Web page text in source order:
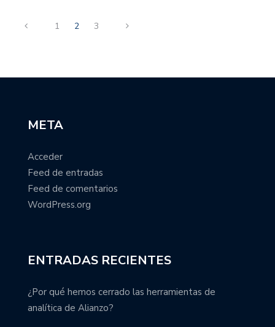
1 2 3
META
Acceder
Feed de entradas
Feed de comentarios
WordPress.org
ENTRADAS RECIENTES
¿Por qué hemos cerrado las herramientas de
analítica de Alianzo?